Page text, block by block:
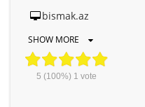
bismak.az
SHOW MORE
5 (100%) 1 vote